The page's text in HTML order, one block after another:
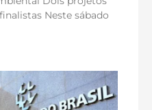
Neste sábado